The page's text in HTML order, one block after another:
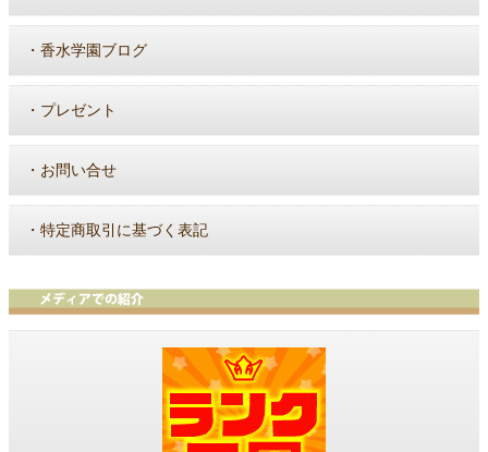
・ 香水学園ブログ
・ プレゼント
・ お問い合せ
・ 特定商取引に基づく表記